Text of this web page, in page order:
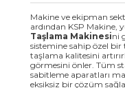
Makine ve ekipman
ardından KSP Makine,
Taşlama Makinesini
sistemine sahip özel bir
taşlama kalitesini
görmesini önler. Tüm
sabitleme aparatları
eksiksiz bir çözüm